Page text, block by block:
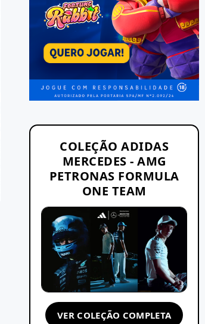
COLEÇÃO ADIDAS
MERCEDES - AMG
PETRONAS FORMULA
ONE TEAM
VER COLEÇÃO COMPLETA